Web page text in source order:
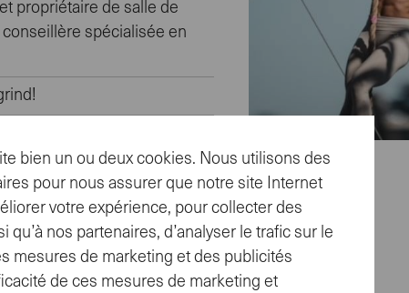
propriétaire de salle de
spécialisée en
sanctionné de
Islande Équipe d'élite
à Miami, États-Unis
de grande qualité, tout droit
bien un ou deux cookies. Nous utilisons des
pour nous assurer que notre site Internet
votre expérience, pour collecter des
nos partenaires, d’analyser le trafic sur le
mesures de marketing et des publicités
de ces mesures de marketing et